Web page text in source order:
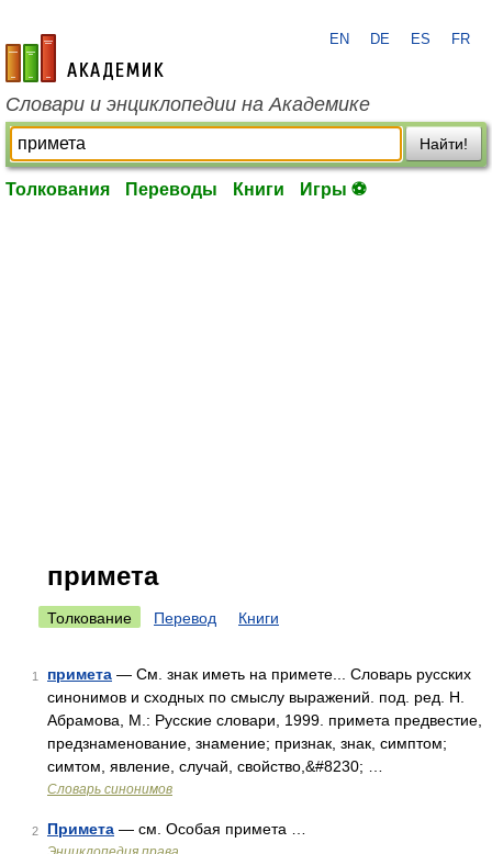
academic.ru
EN DE ES FR
Словари и энциклопедии на Академике
Найти!
Толкования Переводы Книги Игры ⚽
примета
Толкование Перевод Книги
1 примета — См. знак иметь на примете... Словарь русских
синонимов и сходных по смыслу выражений. под. ред. Н.
Абрамова, М.: Русские словари, 1999. примета предвестие,
предзнаменование, знамение; признак, знак, симптом;
симтом, явление, случай, свойство,&#8230; …
Словарь синонимов
2 Примета — см. Особая примета …